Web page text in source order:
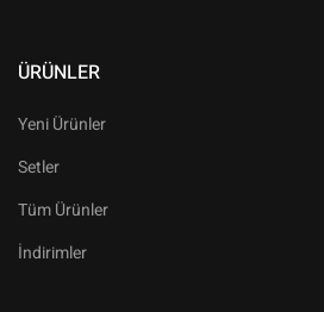
ÜRÜNLER
Yeni Ürünler
Setler
Tüm Ürünler
İndirimler